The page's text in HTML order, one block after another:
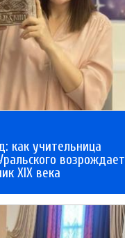
как учительница
возрождает
XIX века